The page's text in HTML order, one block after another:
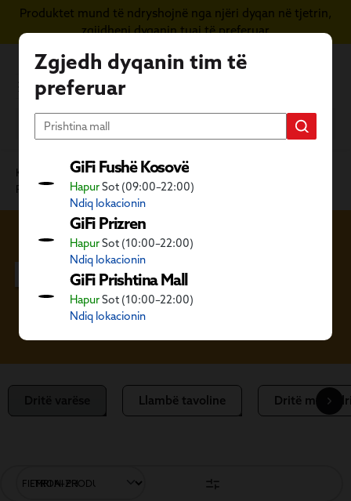
Kapërce te përmbajtja kryesore
Produktet mund të ndryshojnë nga njëri dyqan në tjetrin,
zgjidheni dyqanin tuaj të preferuar
Zgjedh dyqanin tim të
preferuar
GiFi Fushë Kosovë
HapurSot (09:00–22:00)
Ndiq lokacionin
GiFi Prizren
HapurSot (10:00–22:00)
Ndiq lokacionin
GiFi Prishtina Mall
HapurSot (10:00–22:00)
Ndiq lokacionin
Kategoritë GiFi Mobilie dhe dekore
Pajisje ndriçimi
Dritë varëse
Dritë varëse
Llambë tavoline Dritë muri,
FILTRONI PRODUKTET